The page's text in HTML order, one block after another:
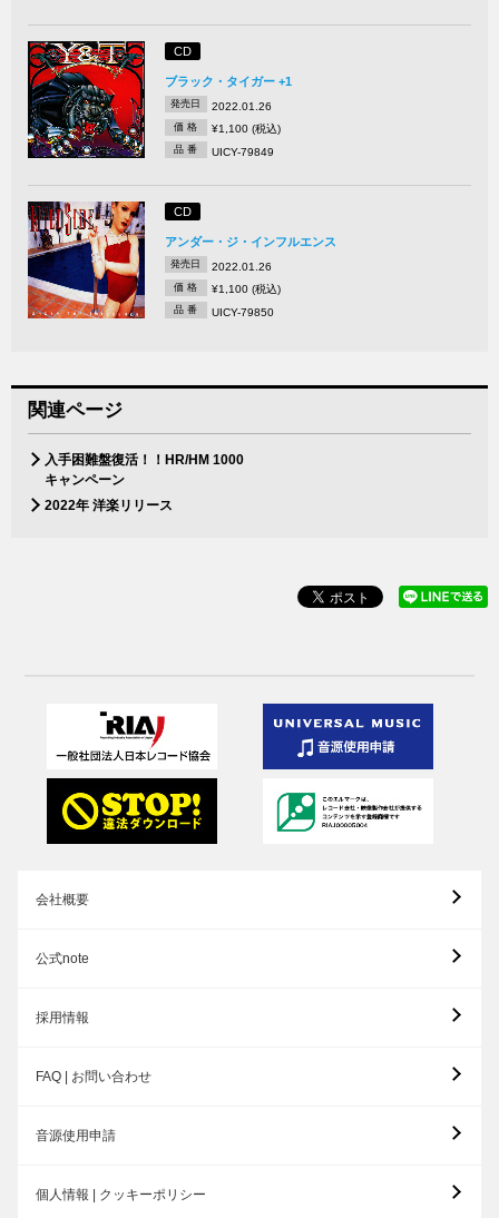
CD
ブラック・タイガー +1
発売日 2022.01.26
価 格 ¥1,100 (税込)
品 番 UICY-79849
CD
アンダー・ジ・インフルエンス
発売日 2022.01.26
価 格 ¥1,100 (税込)
品 番 UICY-79850
関連ページ
入手困難盤復活！！HR/HM 1000
キャンペーン
2022年 洋楽リリース
会社概要
公式note
採用情報
FAQ | お問い合わせ
音源使用申請
個人情報 | クッキーポリシー